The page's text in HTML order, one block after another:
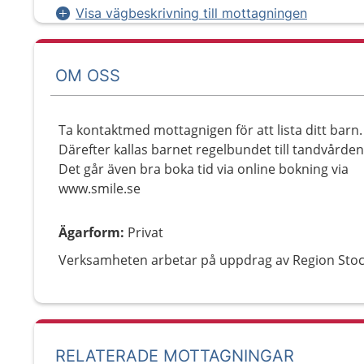
Visa vägbeskrivning till mottagningen
OM OSS
Ta kontaktmed mottagnigen för att lista ditt barn.
Därefter kallas barnet regelbundet till
Det går även bra boka tid via online bokning via
www.smile.se
Ägarform: Privat
Verksamheten arbetar på uppdrag av Region
RELATERADE MOTTAGNINGAR